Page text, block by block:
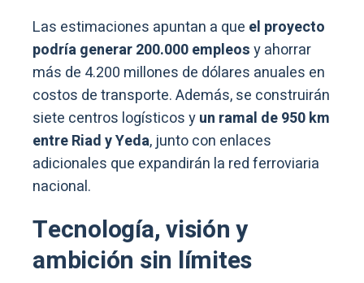
Las estimaciones apuntan a que el proyecto
podría generar 200.000 empleosy ahorrar
más de 4.200 millones de dólares anuales en
costos de transporte. Además, se construirán
siete centros logísticos yun ramal de 950 km
entre Riad y Yeda, junto con enlaces
adicionales que expandirán la red ferroviaria
nacional.
Tecnología, visión y
ambición sin límites